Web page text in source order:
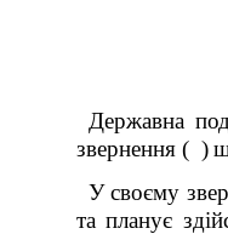
Державна
звернення ( )
У своєму
та планує